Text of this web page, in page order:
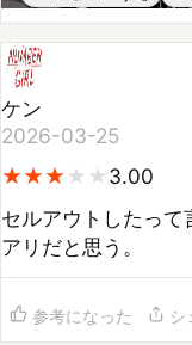
ケン
2026-03-25
★
★ ★
★
アリだと思う。
参考になった
コメント (0